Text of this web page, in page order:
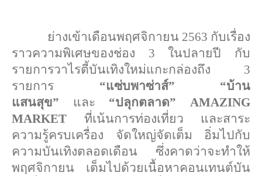
ย่างเข้าเดือนพฤศจิกายน 2563 กับเรื่อง
ราวความพิเศษของช่อง 3 ในปลายปี กับ
รายการวาไรตี้บันเทิงใหม่แกะกล่องถึง 3
รายการ “แซ่บพาซ่าส์” “บ้าน
แสนสุข” และ “ปลุกตลาด”AMAZING
MARKET
ที่เน้นการท่องเที่ยว และสาระ
ความรู้ครบเครื่อง จัดใหญ่จัดเต็ม อิ่มไปกับ
ความบันเทิงตลอดเดือน ซึ่งคาดว่าจะทำให้
พฤศจิกายน เต็มไปด้วยเนื้อหาคอนเทนต์บัน